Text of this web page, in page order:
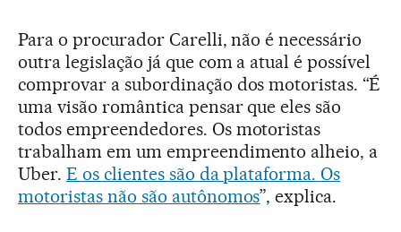
Para o procurador Carelli, não é necessário
outra legislação já que com a atual é possível
comprovar a subordinação dos motoristas. “É
uma visão romântica pensar que eles são
todos empreendedores. Os motoristas
trabalham em um empreendimento alheio, a
Uber. E os clientes são da plataforma. Os
motoristas não são autônomos”, explica.